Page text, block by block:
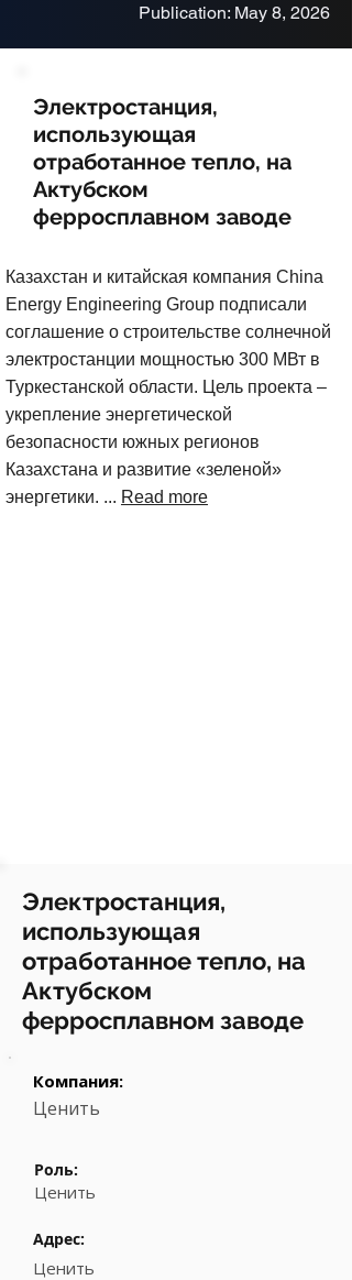
Publication: May 8, 2026
Электростанция,
использующая
отработанное тепло, на
Актубском
ферросплавном заводе
Казахстан и китайская компания China
Energy Engineering Group подписали
соглашение о строительстве солнечной
электростанции мощностью 300 МВт в
Туркестанской области. Цель проекта –
укрепление энергетической
безопасности южных регионов
Казахстана и развитие «зеленой»
энергетики. ... Read more
Электростанция,
использующая
отработанное тепло, на
Актубском
ферросплавном заводе
Компания:
Ценить
Роль:
Ценить
Адрес:
Ценить